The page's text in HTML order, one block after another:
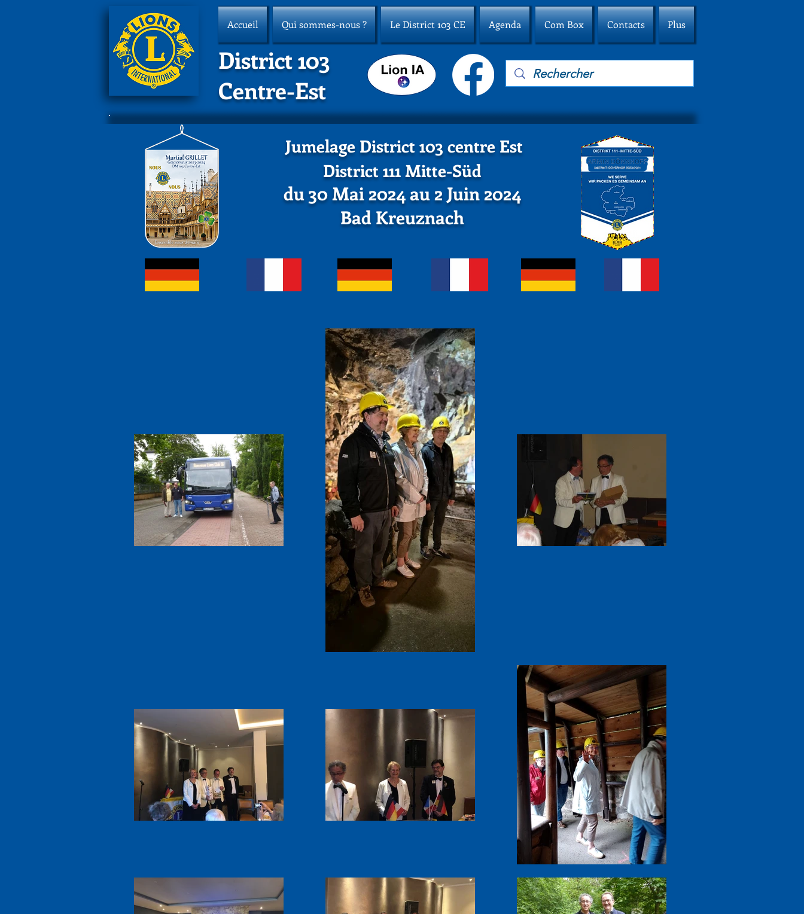
Accueil Qui sommes-nous ? Le District 103 CE Agenda Com Box Contacts Plus
District 103
Centre-Est
Jumelage District 103 centre Est
District 111 Mitte-Süd
du 30Mai 2024 au 2 Juin 2024
Bad Kreuznach